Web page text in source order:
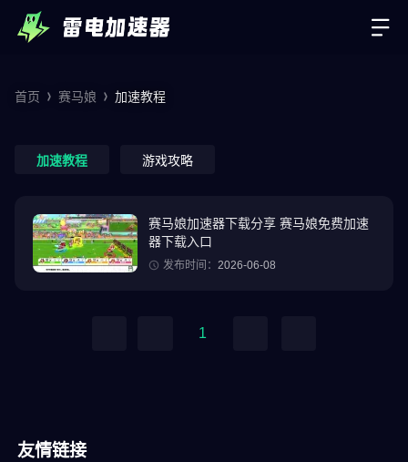
首页 赛马娘 加速教程
加速教程 游戏攻略
赛马娘加速器下载分享 赛马娘免费加速
器下载入口
发布时间： 2026-06-08
1
友情链接